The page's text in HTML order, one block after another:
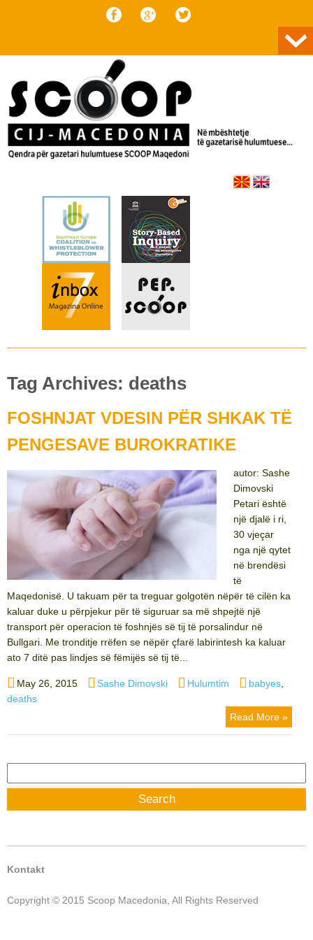
Tag Archives: deaths
FOSHNJAT VDESIN PËR SHKAK TË
PENGESAVE BUROKRATIKE
autor: Sashe
Dimovski
Petari është
një djalë i ri,
30 vjeçar
nga një qytet
në brendësi
të
Maqedonisë. U takuam për ta treguar golgotën nëpër të cilën ka
kaluar duke u përpjekur për të siguruar sa më shpejtë një
transport për operacion të foshnjës së tij të porsalindur në
Bullgari. Me tronditje rrëfen se nëpër çfarë labirintesh ka kaluar
ato 7 ditë pas lindjes së fëmijës së tij të...
Posted
on
May 26, 2015 Author
Sashe Dimovski Categories
Hulumtim Tags
babyes
deaths
Read More »
for:
Kontakt
Copyright © 2015 Scoop Macedonia, All Rights Reserved